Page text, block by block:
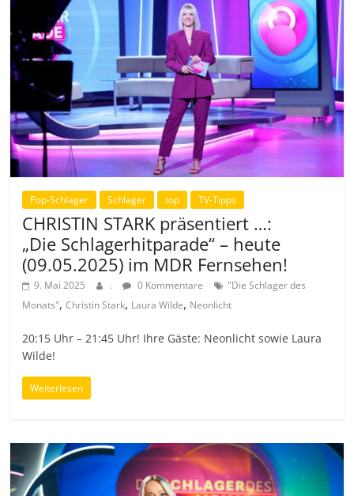
Pop-Schlager Schlager top TV-Tipps
CHRISTIN STARK präsentiert …:
„Die Schlagerhitparade“ – heute
(09.05.2025) im MDR Fernsehen!
9. Mai 2025 . 0 Kommentare
"Die Schlager des
Monats",Christin Stark, Laura Wilde, Neonlicht
20:15 Uhr – 21:45 Uhr! Ihre Gäste: Neonlicht sowie Laura
Wilde!
Weiterlesen